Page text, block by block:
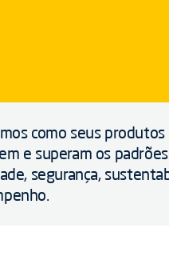
como seus
e superam os
segurança,